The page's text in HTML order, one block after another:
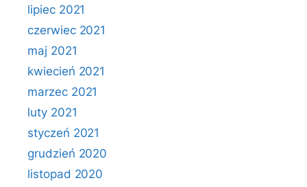
lipiec 2021
czerwiec 2021
maj 2021
kwiecień 2021
marzec 2021
luty 2021
styczeń 2021
grudzień 2020
listopad 2020